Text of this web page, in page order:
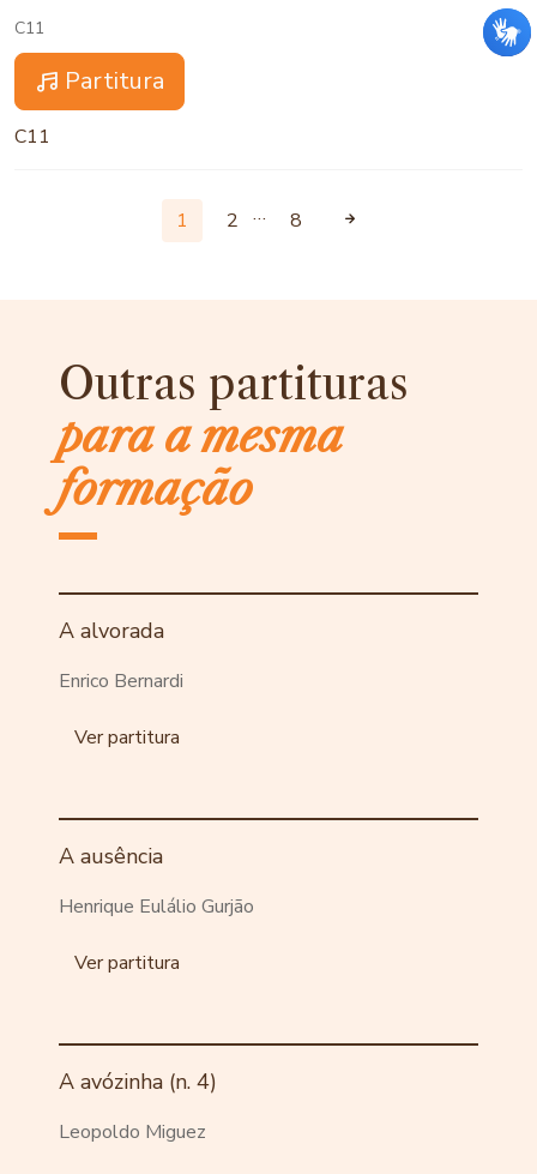
C11
Partitura
C11
1 2 … 8
Outras partituras
para a mesma
formação
A alvorada
Enrico Bernardi
Ver partitura
A ausência
Henrique Eulálio Gurjão
Ver partitura
A avózinha (n. 4)
Leopoldo Miguez